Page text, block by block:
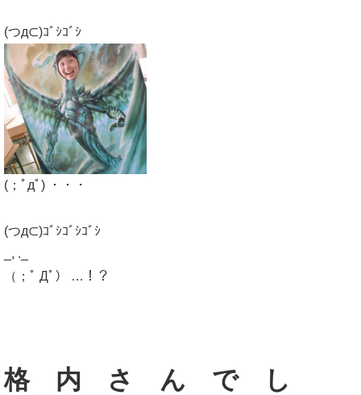
(つд⊂)ｺﾞｼｺﾞｼ
(；ﾟдﾟ) ・・・
(つд⊂)ｺﾞｼｺﾞｼｺﾞｼ
_, ._
（；ﾟ Дﾟ） …！？
格 内 さ ん で し